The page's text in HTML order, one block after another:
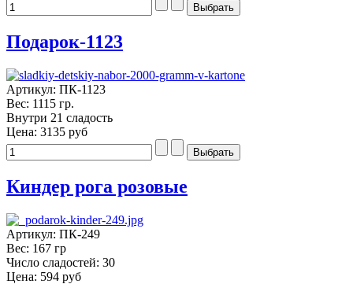
Подарок-1123
Артикул: ПК-1123
Вес: 1115 гр.
Внутри 21 сладость
Цена: 3135 руб
Киндер рога розовые
Артикул: ПК-249
Вес: 167 гр
Число сладостей: 30
Цена: 594 руб